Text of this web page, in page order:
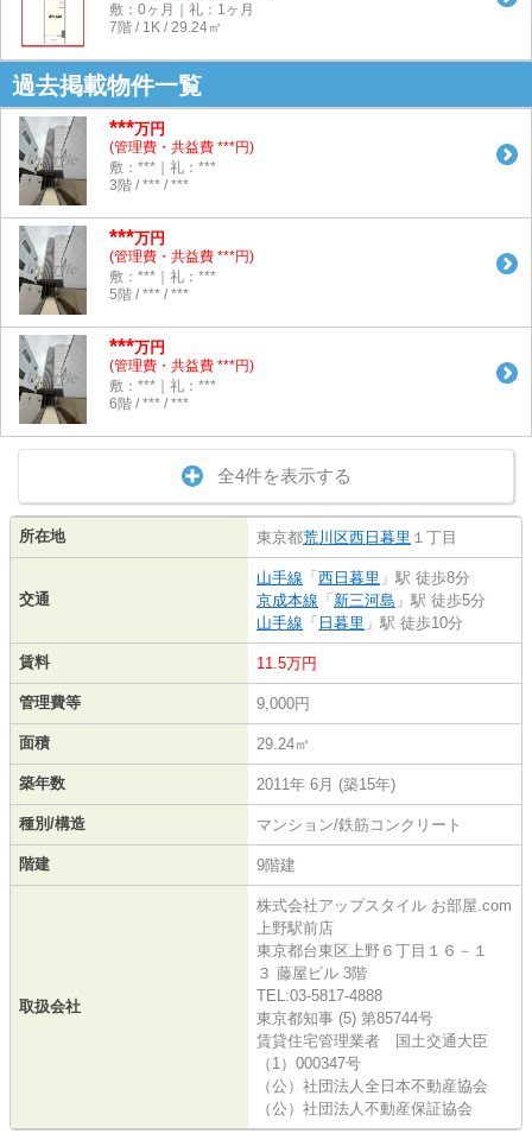
敷：0ヶ月｜礼：1ヶ月
7階 / 1K / 29.24㎡
過去掲載物件一覧
***万円
(管理費・共益費 ***円)
敷：***｜礼：***
3階 / *** / ***
***万円
(管理費・共益費 ***円)
敷：***｜礼：***
5階 / *** / ***
***万円
(管理費・共益費 ***円)
敷：***｜礼：***
6階 / *** / ***
全4件を表示する
所在地 東京都荒川区西日暮里 １丁目
交通
山手線 「 西日暮里 」駅 徒歩8分
京成本線 「 新三河島 」駅 徒歩5分
山手線 「 日暮里 」駅 徒歩10分
賃料 11.5万円
管理費等 9,000円
面積 29.24㎡
築年数 2011年 6月 (築15年)
種別/構造 マンション/鉄筋コンクリート
階建 9階建
取扱会社
株式会社アップスタイル お部屋.com
上野駅前店
東京都台東区上野６丁目１６－１
３ 藤屋ビル 3階
TEL:03-5817-4888
東京都知事 (5) 第85744号
賃貸住宅管理業者 国土交通大臣
（1）000347号
（公）社団法人全日本不動産協会
（公）社団法人不動産保証協会